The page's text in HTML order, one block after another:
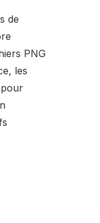
de
PNG
les